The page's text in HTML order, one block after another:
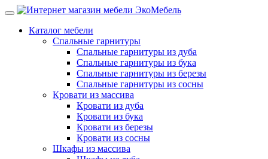
Каталог мебели
Спальные гарнитуры
Спальные гарнитуры из дуба
Спальные гарнитуры из бука
Спальные гарнитуры из березы
Спальные гарнитуры из сосны
Кровати из массива
Кровати из дуба
Кровати из бука
Кровати из березы
Кровати из сосны
Шкафы из массива